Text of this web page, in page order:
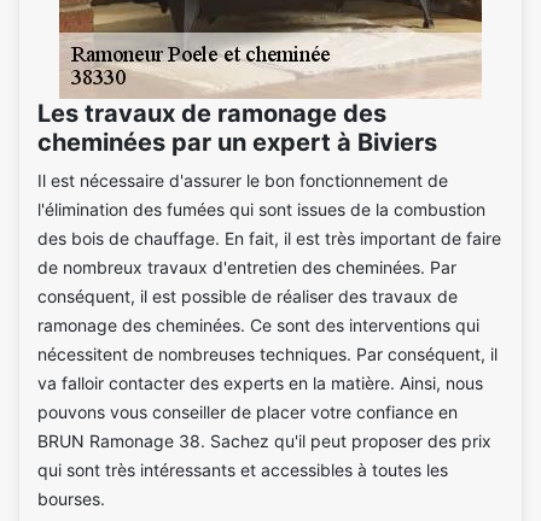
Les travaux de ramonage des
cheminées par un expert à Biviers
Il est nécessaire d'assurer le bon fonctionnement de
l'élimination des fumées qui sont issues de la combustion
des bois de chauffage. En fait, il est très important de faire
de nombreux travaux d'entretien des cheminées. Par
conséquent, il est possible de réaliser des travaux de
ramonage des cheminées. Ce sont des interventions qui
nécessitent de nombreuses techniques. Par conséquent, il
va falloir contacter des experts en la matière. Ainsi, nous
pouvons vous conseiller de placer votre confiance en
BRUN Ramonage 38. Sachez qu'il peut proposer des prix
qui sont très intéressants et accessibles à toutes les
bourses.